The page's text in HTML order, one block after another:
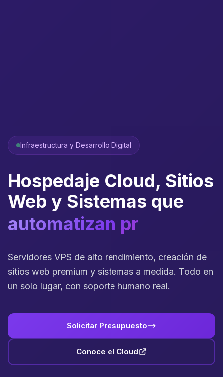
Infraestructura y Desarrollo Digital
Hospedaje Cloud, Sitios
Web y Sistemas que
automatizan procesos
Servidores VPS de alto rendimiento, creación de
sitios web premium y sistemas a medida. Todo en
un solo lugar, con soporte humano real.
Solicitar Presupuesto
Conoce el Cloud